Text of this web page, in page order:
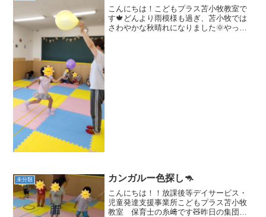
こんにちは！こどもプラス苫小牧教室で
す🍁どんより雨模様も過ぎ、苫小牧では
さわやかな秋晴れになりました🌞やっぱ
未分類 カンガルー色探し🦘
こんにちは！！放課後等デイサービス・
児童発達支援事業所こどもプラス苫小牧
教室 保育士の糸﨑です🧸昨日の集団活